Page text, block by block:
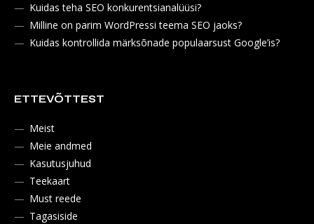
Kuidas teha SEO konkurentsianalüüsi?
Milline on parim WordPressi teema SEO jaoks?
Kuidas kontrollida märksõnade populaarsust Google’is?
ETTEVÕTTEST
Meist
Meie andmed
Kasutusjuhud
Teekaart
Must reede
Tagasiside